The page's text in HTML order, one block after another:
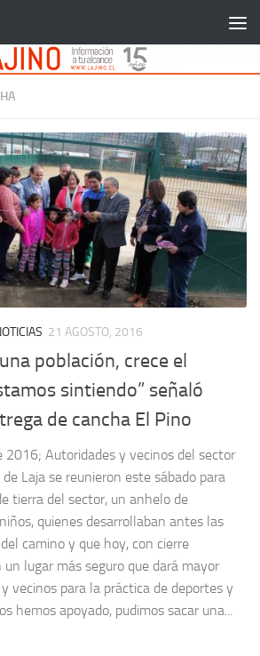
21 AGOSTO, 2016
población, crece el
sintiendo” señaló
de cancha El Pino
2016; Autoridades y vecinos del sector
Laja se reunieron este sábado para
tierra del sector, un anhelo de
quienes desarrollaban antes las
camino y que hoy, con cierre
lugar más seguro que dará mayor
vecinos para la práctica de deportes y
hemos apoyado, pudimos sacar una...